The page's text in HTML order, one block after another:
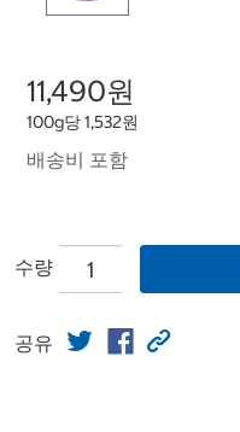
11,490원
100g당 1,532원
배송비 포함
수량
공유